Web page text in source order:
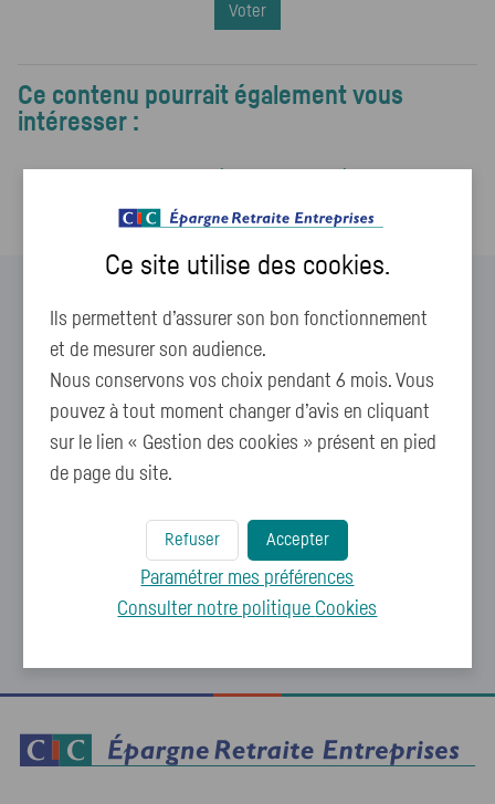
Voter
Ce contenu pourrait également vous
intéresser :
Vous ne trouvez pas de
réponses à vos questions ?
répondrons dans les plus brefs délais.
Nous contacter
Ce site utilise des cookies.
Ils permettent d’assurer son bon fonctionnement
et de mesurer son audience.
Nous conservons vos choix pendant 6 mois. Vous
pouvez à tout moment changer d’avis en cliquant
sur le lien « Gestion des cookies » présent en pied
de page du site.
Accepter
Refuser
Paramétrer mes préférences
Consulter notre politique Cookies